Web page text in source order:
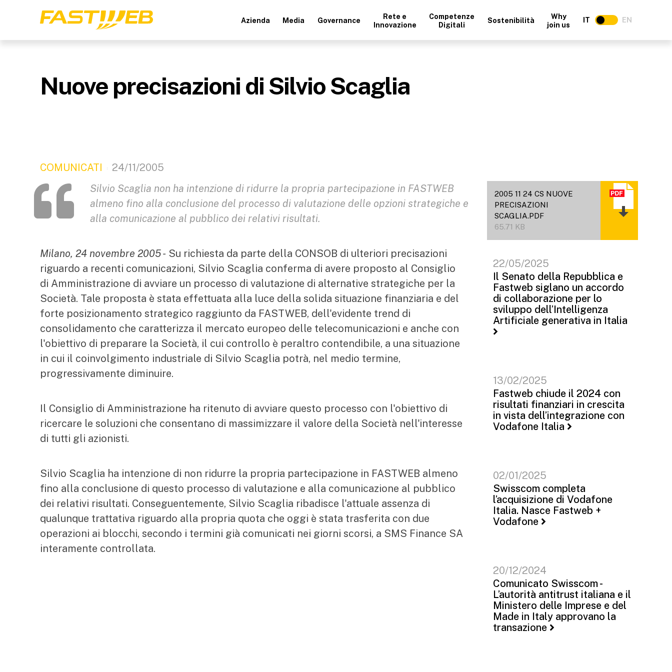
Azienda Media Governance
Rete e
Innovazione
Competenze
Digitali
Sostenibilità
Why
join us
IT EN
Nuove precisazioni di Silvio Scaglia
COMUNICATI
24/11/2005
Silvio Scaglia non ha intenzione di ridurre la propria partecipazione in FASTWEB
almeno fino alla conclusione del processo di valutazione delle opzioni strategiche e
alla comunicazione al pubblico dei relativi risultati.
Milano, 24 novembre 2005 - Su richiesta da parte della CONSOB di ulteriori precisazioni
riguardo a recenti comunicazioni, Silvio Scaglia conferma di avere proposto al Consiglio
di Amministrazione di avviare un processo di valutazione di alternative strategiche per la
Società. Tale proposta è stata effettuata alla luce della solida situazione finanziaria e del
forte posizionamento strategico raggiunto da FASTWEB, dell'evidente trend di
consolidamento che caratterizza il mercato europeo delle telecomunicazioni e anche con
l'obiettivo di preparare la Società, il cui controllo è peraltro contendibile, a una situazione
in cui il coinvolgimento industriale di Silvio Scaglia potrà, nel medio termine,
progressivamente diminuire.
Il Consiglio di Amministrazione ha ritenuto di avviare questo processo con l'obiettivo di
ricercare le soluzioni che consentano di massimizzare il valore della Società nell'interesse
di tutti gli azionisti.
Silvio Scaglia ha intenzione di non ridurre la propria partecipazione in FASTWEB almeno
fino alla conclusione di questo processo di valutazione e alla comunicazione al pubblico
dei relativi risultati. Conseguentemente, Silvio Scaglia ribadisce l'attuale assenza di
qualunque trattativa riguardo alla propria quota che oggi è stata trasferita con due
operazioni ai blocchi, secondo i termini già comunicati nei giorni scorsi, a SMS Finance SA
interamente controllata.
2005 11 24 CS NUOVE
PRECISAZIONI
SCAGLIA.PDF
65.71 KB
22/05/2025
Il Senato della Repubblica e
Fastweb siglano un accordo
di collaborazione per lo
sviluppo dell’Intelligenza
Artificiale generativa in Italia
13/02/2025
Fastweb chiude il 2024 con
risultati finanziari in crescita
in vista dell’integrazione con
Vodafone Italia
02/01/2025
Swisscom completa
l’acquisizione di Vodafone
Italia. Nasce Fastweb +
Vodafone
20/12/2024
Comunicato Swisscom -
L’autorità antitrust italiana e il
Ministero delle Imprese e del
Made in Italy approvano la
transazione